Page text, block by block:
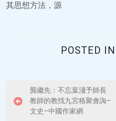
其思想方法，源
POSTED IN
o
龔繼先：不忘葉淺予師長
教師的教找九宮格聚會誨–
文史–中國作家網